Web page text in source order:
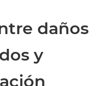
daños
y